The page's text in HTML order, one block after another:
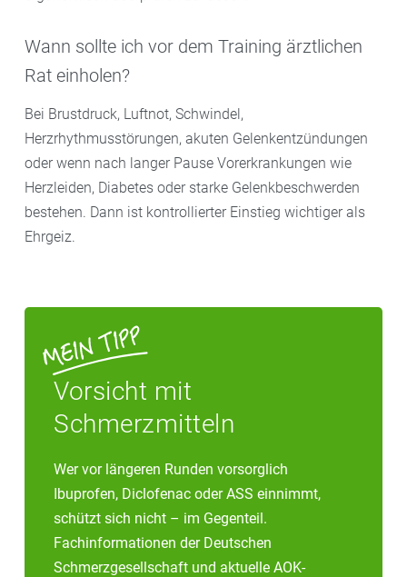
Wann sollte ich vor dem Training ärztlichen
Rat einholen?
Bei Brustdruck, Luftnot, Schwindel,
Herzrhythmusstörungen, akuten Gelenkentzündungen
oder wenn nach langer Pause Vorerkrankungen wie
Herzleiden, Diabetes oder starke Gelenkbeschwerden
bestehen. Dann ist kontrollierter Einstieg wichtiger als
Ehrgeiz.
Vorsicht mit
Schmerzmitteln
Wer vor längeren Runden vorsorglich
Ibuprofen, Diclofenac oder ASS einnimmt,
schützt sich nicht – im Gegenteil.
Fachinformationen der Deutschen
Schmerzgesellschaft und aktuelle AOK-